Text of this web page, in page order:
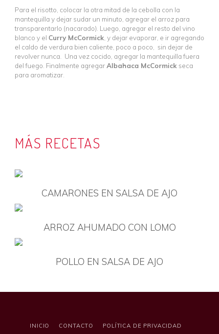
Para el risotto, colocar la otra mitad de la cebolla con la
mantequilla y dejar sudar un minuto, agregar el arroz para
transparentarlo (nacarado). Luego, agregar el resto del vino
blanco y el Curry McCormick , y dejar evaporar, e ir agregando
el caldo de verdura bien caliente, poco a poco, sin dejar de
revolver nunca. Una vez cocido, agregar la mantequilla fuera
del fuego. Finalmente agregarAlbahaca McCormick seca
para aromatizar.
MÁS RECETAS
CAMARONES EN SALSA DE AJO
ARROZ AHUMADO CON LOMO
POLLO EN SALSA DE AJO
INICIO CONTACTO
POLÍTICA DE PRIVACIDAD